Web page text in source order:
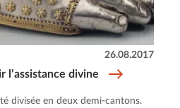
l’assistance divine
26.08.2017
divisée en deux demi-cantons.